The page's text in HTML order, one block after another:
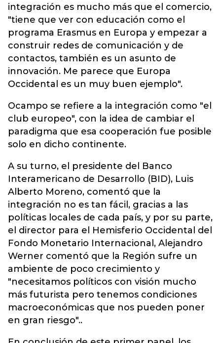
integración es mucho más que el comercio,
"tiene que ver con educación como el
programa Erasmus en Europa y empezar a
construir redes de comunicación y de
contactos, también es un asunto de
innovación. Me parece que Europa
Occidental es un muy buen ejemplo".
Ocampo se refiere a la integración como "el
club europeo", con la idea de cambiar el
paradigma que esa cooperación fue posible
solo en dicho continente.
A su turno, el presidente del Banco
Interamericano de Desarrollo (BID), Luis
Alberto Moreno, comentó que la
integración no es tan fácil, gracias a las
políticas locales de cada país, y por su parte,
el director para el Hemisferio Occidental del
Fondo Monetario Internacional, Alejandro
Werner comentó que la Región sufre un
ambiente de poco crecimiento y
"necesitamos políticos con visión mucho
más futurista pero tenemos condiciones
macroeconómicas que nos pueden poner
en gran riesgo"..